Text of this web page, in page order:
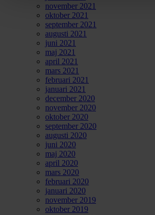
november 2021
oktober 2021
september 2021
augusti 2021
juni 2021
maj 2021
april 2021
mars 2021
februari 2021
januari 2021
december 2020
november 2020
oktober 2020
september 2020
augusti 2020
juni 2020
maj 2020
april 2020
mars 2020
februari 2020
januari 2020
november 2019
oktober 2019